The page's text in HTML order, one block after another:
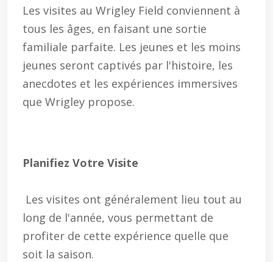
Les visites au Wrigley Field conviennent à
tous les âges, en faisant une sortie
familiale parfaite. Les jeunes et les moins
jeunes seront captivés par l'histoire, les
anecdotes et les expériences immersives
que Wrigley propose.
Planifiez Votre Visite
Les visites ont généralement lieu tout au
long de l'année, vous permettant de
profiter de cette expérience quelle que
soit la saison.